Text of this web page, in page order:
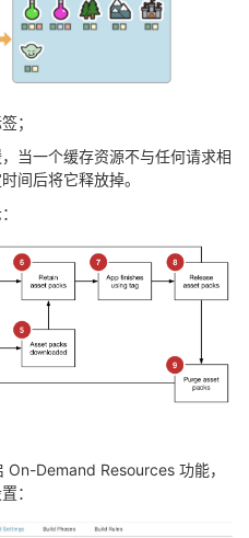
；
当一个缓存资源不与任何请求相
间后将它释放掉。
Demand Resources 功能，
：